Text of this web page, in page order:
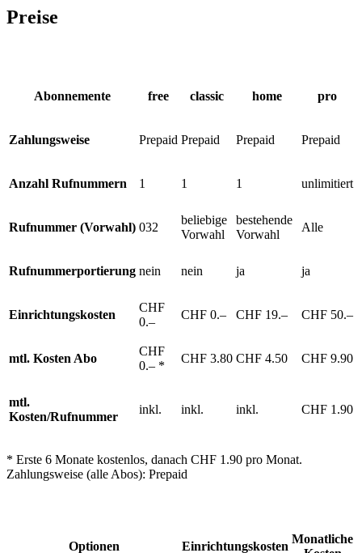
Preise
Abonnemente free classic home pro
Zahlungsweise Prepaid Prepaid Prepaid Prepaid
Anzahl Rufnummern 1 1 1 unlimitiert
Rufnummer (Vorwahl) 032
beliebige
Vorwahl
bestehende
Vorwahl
Alle
Rufnummerportierung nein nein ja ja
Einrichtungskosten
CHF
0.–
CHF 0.– CHF 19.– CHF 50.–
mtl. Kosten Abo
CHF
0.– *
CHF 3.80 CHF 4.50 CHF 9.90
mtl.
Kosten/Rufnummer
inkl. inkl. inkl. CHF 1.90
* Erste 6 Monate kostenlos, danach CHF 1.90 pro Monat.
Zahlungsweise (alle Abos): Prepaid
Optionen Einrichtungskosten
Monatliche